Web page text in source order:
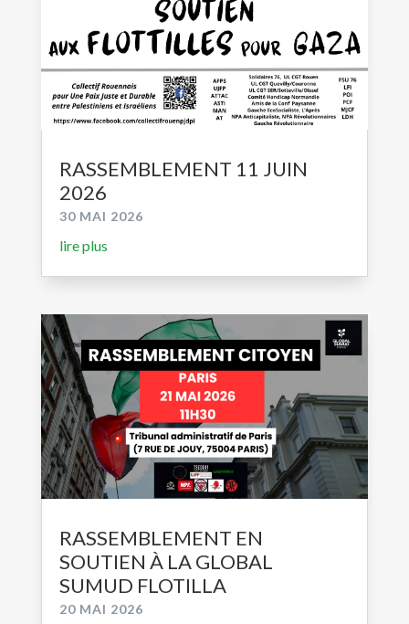
RASSEMBLEMENT 11 JUIN
2026
30 MAI 2026
lire plus
RASSEMBLEMENT EN
SOUTIEN À LA GLOBAL
SUMUD FLOTILLA
20 MAI 2026